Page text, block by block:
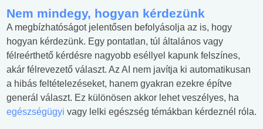
Nem mindegy, hogyan kérdezünk
A megbízhatóságot jelentősen befolyásolja az is, hogy
hogyan kérdezünk. Egy pontatlan, túl általános vagy
félreérthető kérdésre nagyobb eséllyel kapunk felszínes,
akár félrevezető választ. Az AI nem javítja ki automatikusan
a hibás feltételezéseket, hanem gyakran ezekre építve
generál választ. Ez különösen akkor lehet veszélyes, ha
egészségügyi vagy lelki egészség témákban kérdeznél róla.